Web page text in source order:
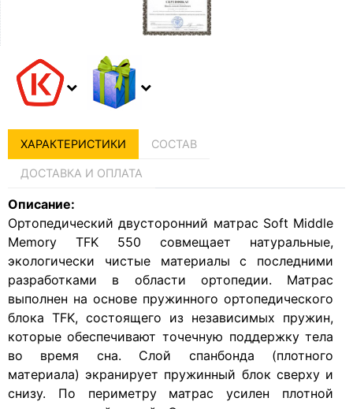
ХАРАКТЕРИСТИКИ СОСТАВ
ДОСТАВКА И ОПЛАТА
Описание:
Ортопедический двусторонний матрас Soft Middle
Memory TFK 550 совмещает натуральные,
экологически чистые материалы с последними
разработками в области ортопедии. Матрас
выполнен на основе пружинного ортопедического
блока TFK, состоящего из независимых пружин,
которые обеспечивают точечную поддержку тела
во время сна. Слой спанбонда (плотного
материала) экранирует пружинный блок сверху и
снизу. По периметру матрас усилен плотной